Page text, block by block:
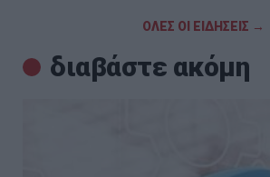
ΟΛΕΣ ΟΙ ΕΙΔΗΣΕΙΣ →
διαβάστε ακόμη